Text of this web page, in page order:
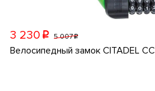
3 230 p 5 007p
Велосипедный замок CITADEL